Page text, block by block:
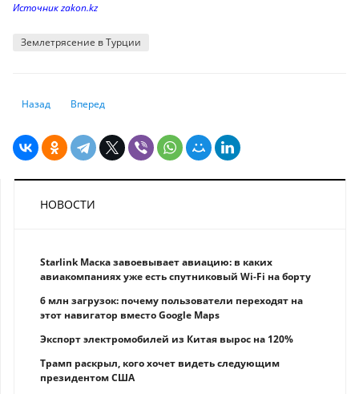
Источник zakon.kz
Землетрясение в Турции
Предыдущий: Впервые за 20 лет. Население столицы Китая стало
Назад Следующий: Число погибших в результате землетрясений
Вперед
НОВОСТИ
Starlink Маска завоевывает авиацию: в каких
авиакомпаниях уже есть спутниковый Wi-Fi на борту
6 млн загрузок: почему пользователи переходят на
этот навигатор вместо Google Maps
Экспорт электромобилей из Китая вырос на 120%
Трамп раскрыл, кого хочет видеть следующим
президентом США